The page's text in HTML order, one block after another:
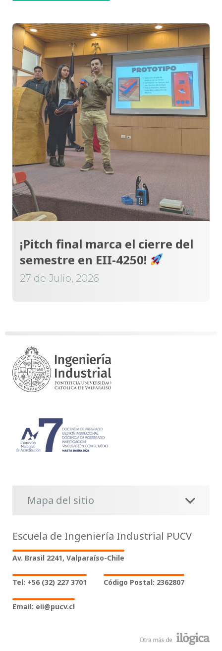
¡Pitch final marca el cierre del
semestre en EII-4250!
27 de Julio, 2026
Mapa del sitio
Escuela de Ingeniería Industrial PUCV
Av. Brasil 2241, Valparaíso-Chile
Tel: +56 (32) 227 3701 Código Postal: 2362807
Email: eii@pucv.cl